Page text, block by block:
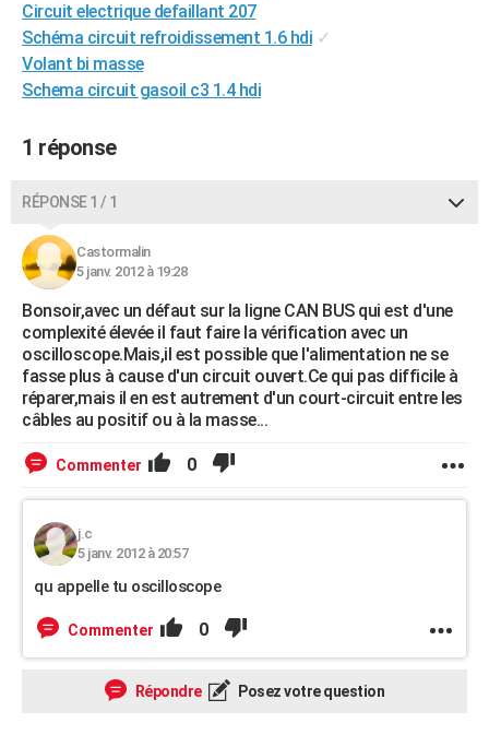
BONS PLANS
CARTE DE VOEUX
Dictionnaire
Biographies
Citations
Expressions
Proverbes
PROGRAMME TV
COPAINS D'AVANT
S'inscrire
Se connecter
Lycées
Collèges
Primaires
Universités
Entreprises
Service militaire
Avis de recherche
AVIS DE DÉCÈS
Bricolage
Lifestyle
Culture
Sport
Auto
Television
Voyage
Cinema
Circuit electrique defaillant 207
Schéma circuit refroidissement 1.6 hdi ✓
Volant bi masse
Schema circuit gasoil c3 1.4 hdi
1 réponse
RÉPONSE 1 / 1
Castormalin
5 janv. 2012 à 19:28
Bonsoir,avec un défaut sur la ligne CAN BUS qui est d'une
complexité élevée il faut faire la vérification avec un
oscilloscope.Mais,il est possible que l'alimentation ne se
fasse plus à cause d'un circuit ouvert.Ce qui pas difficile à
réparer,mais il en est autrement d'un court-circuit entre les
câbles au positif ou à la masse...
Commenter 0
j.c
5 janv. 2012 à 20:57
qu appelle tu oscilloscope
Commenter 0
Répondre Posez votre question